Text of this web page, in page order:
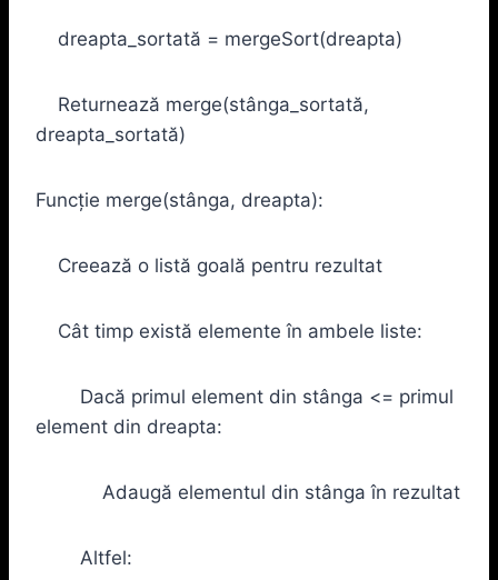
dreapta_sortată = mergeSort(dreapta)
Returnează merge(stânga_sortată,
dreapta_sortată)
Funcție merge(stânga, dreapta):
Creează o listă goală pentru rezultat
Cât timp există elemente în ambele liste:
Dacă primul element din stânga <= primul
element din dreapta:
Adaugă elementul din stânga în rezultat
Altfel: